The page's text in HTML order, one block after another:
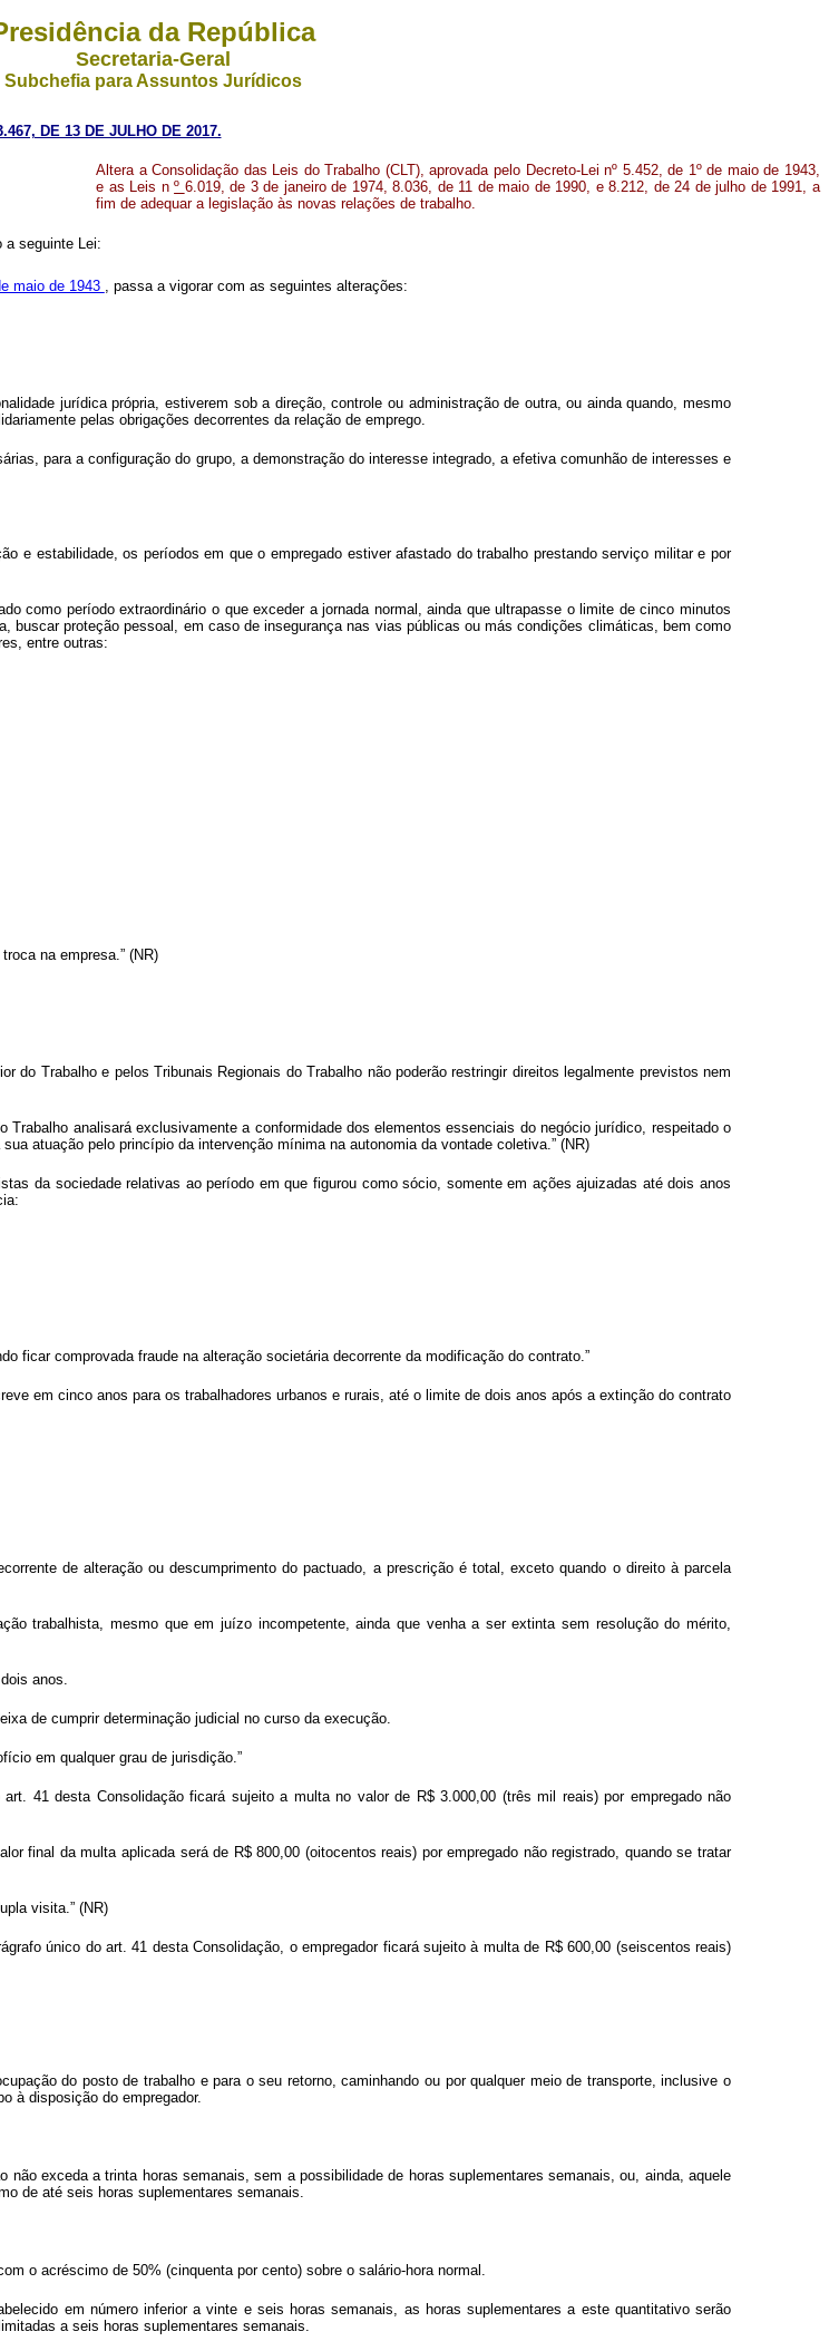
da República
Secretaria-Geral
Subchefia para Assuntos Jurídicos
DE 13 DE JULHO DE 2017.
Altera a Consolidação das Leis do Trabalho (CLT), aprovada pelo Decreto-Lei nº 5.452, de 1º de maio de 1943,
e as Leis nº 6.019, de 3 de janeiro de 1974, 8.036, de 11 de maio de 1990, e 8.212, de 24 de julho de 1991, a
fim de adequar a legislação às novas relações de trabalho.
a seguinte Lei:
maio de 1943 , passa a vigorar com as seguintes alterações:
jurídica própria, estiverem sob a direção, controle ou administração de outra, ou ainda quando, mesmo
pelas obrigações decorrentes da relação de emprego.
para a configuração do grupo, a demonstração do interesse integrado, a efetiva comunhão de interesses e
e estabilidade, os períodos em que o empregado estiver afastado do trabalho prestando serviço militar e por
como período extraordinário o que exceder a jornada normal, ainda que ultrapasse o limite de cinco minutos
buscar proteção pessoal, em caso de insegurança nas vias públicas ou más condições climáticas, bem como
entre outras:
na empresa.” (NR)
do Trabalho e pelos Tribunais Regionais do Trabalho não poderão restringir direitos legalmente previstos nem
analisará exclusivamente a conformidade dos elementos essenciais do negócio jurídico, respeitado o
sua atuação pelo princípio da intervenção mínima na autonomia da vontade coletiva.” (NR)
da sociedade relativas ao período em que figurou como sócio, somente em ações ajuizadas até dois anos
ficar comprovada fraude na alteração societária decorrente da modificação do contrato.”
em cinco anos para os trabalhadores urbanos e rurais, até o limite de dois anos após a extinção do contrato
de alteração ou descumprimento do pactuado, a prescrição é total, exceto quando o direito à parcela
trabalhista, mesmo que em juízo incompetente, ainda que venha a ser extinta sem resolução do mérito,
anos.
de cumprir determinação judicial no curso da execução.
em qualquer grau de jurisdição.”
41 desta Consolidação ficará sujeito a multa no valor de R$ 3.000,00 (três mil reais) por empregado não
final da multa aplicada será de R$ 800,00 (oitocentos reais) por empregado não registrado, quando se tratar
visita.” (NR)
único do art. 41 desta Consolidação, o empregador ficará sujeito à multa de R$ 600,00 (seiscentos reais)
do posto de trabalho e para o seu retorno, caminhando ou por qualquer meio de transporte, inclusive o
à disposição do empregador.
não exceda a trinta horas semanais, sem a possibilidade de horas suplementares semanais, ou, ainda, aquele
de até seis horas suplementares semanais.
o acréscimo de 50% (cinquenta por cento) sobre o salário-hora normal.
em número inferior a vinte e seis horas semanais, as horas suplementares a este quantitativo serão
a seis horas suplementares semanais.